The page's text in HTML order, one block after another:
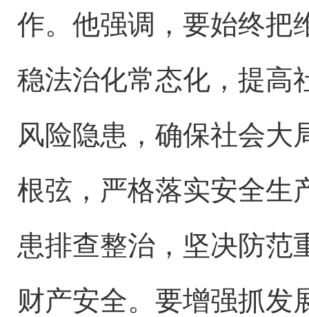
作。他强调，要始终把
稳法治化常态化，提高
风险隐患，确保社会大
根弦，严格落实安全生
患排查整治，坚决防范
财产安全。要增强抓发